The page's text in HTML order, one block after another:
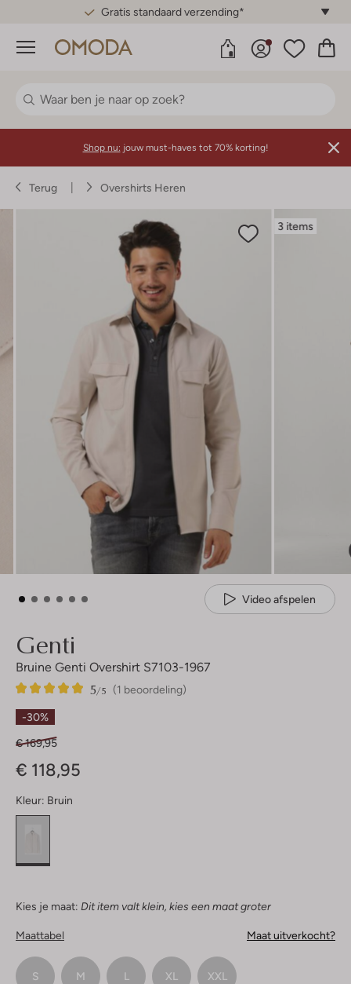
Gratis standaard verzending*
Menu
Shop nu: jouw must-haves tot 70% korting!
Terug Overshirts Heren
3 items
Video afspelen
Genti
Bruine Genti Overshirt S7103-1967
(1 beoordeling)
5/5
1
5
Sterren
-30%
€ 169,95
€ 118,95
Kleur: Bruin
Kies je maat: Dit item valt klein, kies een maat groter
Maattabel Maat uitverkocht?
S M L XL XXL